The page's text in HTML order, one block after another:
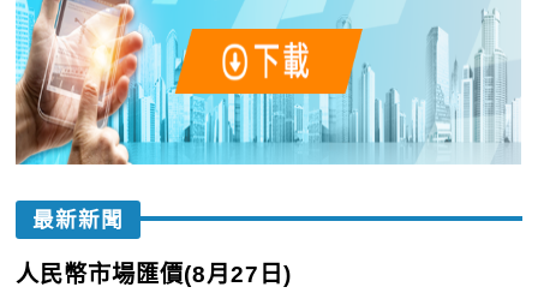
最新新聞
人民幣市場匯價(8月27日)